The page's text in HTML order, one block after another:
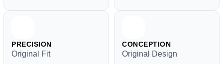
PRECISION
Original Fit
CONCEPTION
Original Design